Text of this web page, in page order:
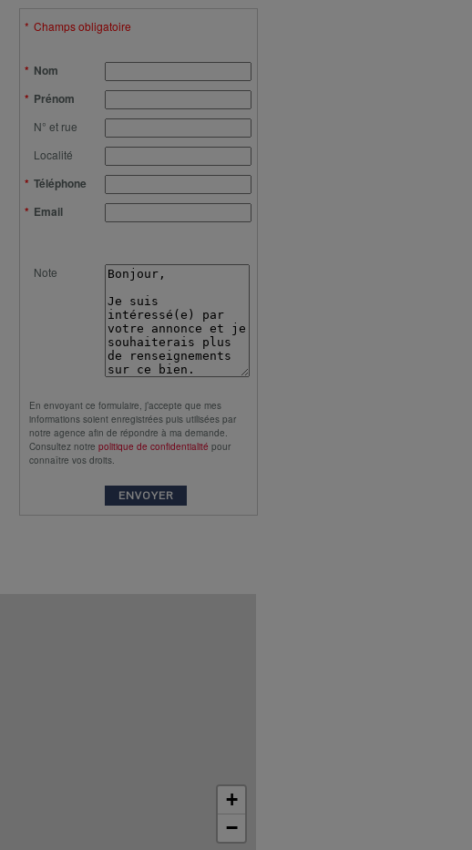
Champs obligatoire
Nom
Prénom
N° et rue
Localité
Téléphone
Email
Note
En envoyant ce formulaire, j’accepte que mes
informations soient enregistrées puis utilisées par
notre agence afin de répondre à ma demande.
Consultez notre politique de confidentialité pour
connaître vos droits.
+
−